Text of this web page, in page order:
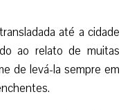
até a cidade
ao relato de muitas
de levá-la sempre em